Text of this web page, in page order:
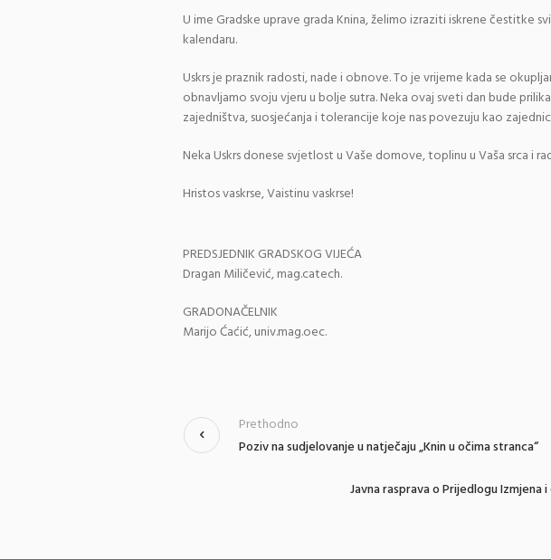
U ime Gradske uprave grada Knina, želimo izraziti iskrene čestitke
kalendaru.
Uskrs je praznik radosti, nade i obnove. To je vrijeme kada se
obnavljamo svoju vjeru u bolje sutra. Neka ovaj sveti dan bude
zajedništva, suosjećanja i tolerancije koje nas povezuju kao
Neka Uskrs donese svjetlost u Vaše domove, toplinu u Vaša srca i
Hristos vaskrse, Vaistinu vaskrse!
PREDSJEDNIK GRADSKOG VIJEĆA
Dragan Miličević, mag.catech.
GRADONAČELNIK
Marijo Ćaćić, univ.mag.oec.
Poziv na sudjelovanje u natječaju „Knin u očima stranca“
Prethodno
Javna rasprava o Prijedlogu